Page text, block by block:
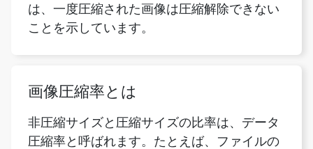
画像圧縮率とは
圧縮率と呼ばれます。たとえば、ファイルの
ストレージ容量を 100 MB から 50 MB に減
らす表現の圧縮率は 100/50 = 2 で、明示的
な比率 2:1、暗黙的な比率 2/1 と表記される